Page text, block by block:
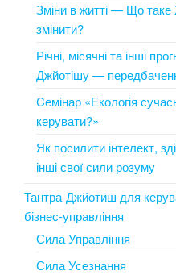
Зміни в житті — Що
змінити?
Річні, місячні та інші
Джйотішу —
Cемінар «Екологія
керувати?»
Як посилити інтелект,
інші свої сили розуму
Тантра-Джйотиш для
бізнес-управління
Сила Управління
Сила Усезнання